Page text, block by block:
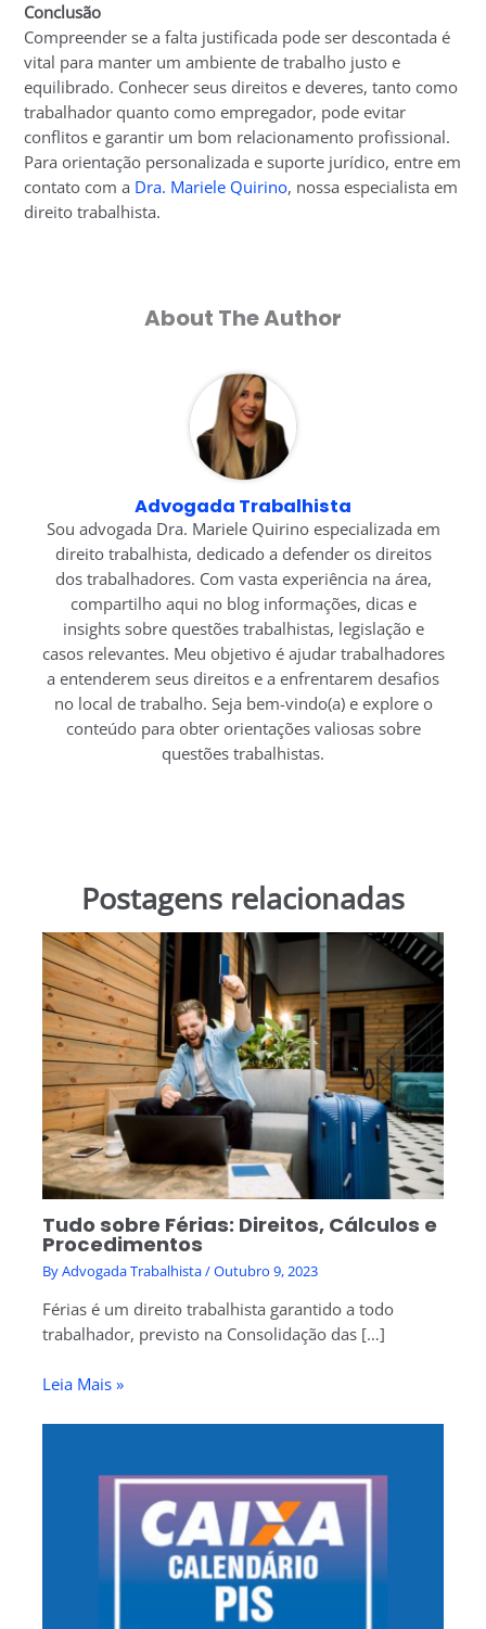
Conclusão
Compreender se a falta justificada pode ser descontada é
vital para manter um ambiente de trabalho justo e
equilibrado. Conhecer seus direitos e deveres, tanto como
trabalhador quanto como empregador, pode evitar
conflitos e garantir um bom relacionamento profissional.
Para orientação personalizada e suporte jurídico, entre em
contato com a Dra. Mariele Quirino, nossa especialista em
direito trabalhista.
About The Author
Advogada Trabalhista
Sou advogada Dra. Mariele Quirino especializada em
direito trabalhista, dedicado a defender os direitos
dos trabalhadores. Com vasta experiência na área,
compartilho aqui no blog informações, dicas e
insights sobre questões trabalhistas, legislação e
casos relevantes. Meu objetivo é ajudar trabalhadores
a entenderem seus direitos e a enfrentarem desafios
no local de trabalho. Seja bem-vindo(a) e explore o
conteúdo para obter orientações valiosas sobre
questões trabalhistas.
Postagens relacionadas
Tudo sobre Férias: Direitos, Cálculos e
Procedimentos
ByAdvogada Trabalhista/Outubro 9, 2023
Férias é um direito trabalhista garantido a todo
trabalhador, previsto na Consolidação das […]
Leia Mais »